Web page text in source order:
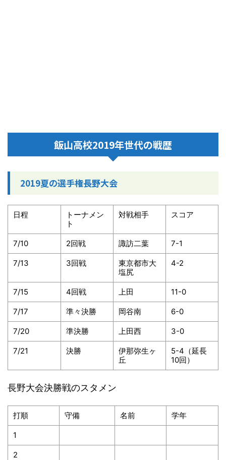
飯山高校2019年世代の戦歴
2019夏の選手権長野大会
日程
トーナメン
ト
対戦相手 スコア
7/10 2回戦 諏訪二葉 7-1
7/13 3回戦
東京都市大
塩尻
4-2
7/15 4回戦 上田 11-0
7/17 準々決勝 岡谷南 6-0
7/20 準決勝 上田西 3-0
7/21 決勝
伊那弥生ヶ
丘
5-4（延長
10回）
長野大会決勝戦のスタメン
打順 守備 名前 学年
1
2